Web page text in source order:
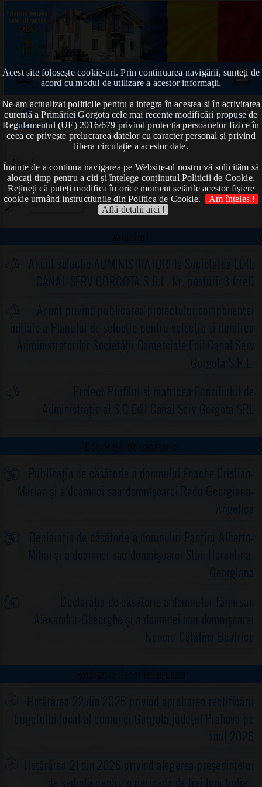
Acest site foloseşte cookie-uri. Prin continuarea navigării, sunteți de
acord cu modul de utilizare a acestor informaţii.
Ne-am actualizat politicile pentru a integra în acestea si în activitatea
curentă a Primăriei Gorgota cele mai recente modificări propuse de
Regulamentul (UE) 2016/679 privind protecția persoanelor fizice în
ceea ce privește prelucrarea datelor cu caracter personal și privind
libera circulație a acestor date.
Înainte de a continua navigarea pe Website-ul nostru vă solicităm să
alocați timp pentru a citi și înțelege conținutul Politicii de Cookie.
Rețineți că puteți modifica în orice moment setările acestor fişiere
cookie urmând instrucțiunile din Politica de Cookie.
Am înțeles !
Află detalii aici !
Prima pagină
Declarații de avere anul 2023➠Marin Florentina
Aici !
Anunțuri
Anunț selecție ADMINISTRATORI la Societatea EDIL
CANAL SERV GORGOTA S.R.L. Nr. posturi: 3 (trei)
Anunț privind publicarea proiectului componentei
iniţiale a Planului de selecţie pentru selecţia şi numirea
Administratorilor Societăţii Comerciale Edil Canal Serv
Gorgota S.R.L.
Proiect-Profilul și matricea Consiliului de
Administrație al S.C.Edil Canal Serv Gorgota SRL
Declarații de căsătorie
Publicația de căsătorie a domnului Enache Cristian-
Marian și a doamnei sau domnișoarei Radu Georgiana-
Angelica
Declarația de căsătorie a domnului Panțîru Alberto-
Mihai și a doamnei sau domnișoarei Stan Florentina-
Georgiana
Declarația de căsătorie a domnului Tămîrsan
Alexandru-Gheorghe și a doamnei sau domnișoarei
Nenciu Cătălina Beatrice
Hotărârile Consiliului Local
Hotărârea 22 din 2026 privind aprobarea rectificării
bugetului local al comunei Gorgota,judeţul Prahova pe
anul 2026
Hotărârea 21 din 2026 privind alegerea preşedintelui
de şedinţă pentru o perioada de trei luni (iulie -